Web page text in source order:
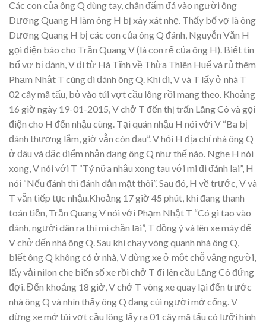
Các con của ông Q dùng tay, chân đấm đá vào người ông
Dương Quang H làm ông H bị xây xát nhẹ. Thấy bố vợ là ông
Dương Quang H bị các con của ông Q đánh, Nguyễn Văn H
gọi điện báo cho Trần Quang V (là con rể của ông H). Biết tin
bố vợ bị đánh, V đi từ Hà Tĩnh về Thừa Thiên Huế và rủ thêm
Phạm Nhật T cùng đi đánh ông Q. Khi đi, V và T lấy ở nhà T
02 cây mã tấu, bỏ vào túi vợt cầu lông rồi mang theo. Khoảng
16 giờ ngày 19-01-2015, V chở T đến thị trấn Lăng Cô và gọi
điện cho H đến nhậu cùng. Tại quán nhậu H nói với V “Ba bị
đánh thương lắm, giờ vẫn còn đau”. V hỏi H địa chỉ nhà ông Q
ở đâu và đặc điểm nhận dạng ông Q như thế nào. Nghe H nói
xong, V nói với T “Tý nữa nhậu xong tau với mi đi đánh lại”, H
nói “Nếu đánh thì đánh dằn mặt thôi”. Sau đó, H về trước, V và
T vẫn tiếp tục nhậu.Khoảng 17 giờ 45 phút, khi đang thanh
toán tiền, Trần Quang V nói với Phạm Nhật T “Có gì tao vào
đánh, người dân ra thì mi chặn lại”, T đồng ý và lên xe máy để
V chở đến nhà ông Q. Sau khi chạy vòng quanh nhà ông Q,
biết ông Q không có ở nhà, V dừng xe ở một chỗ vắng người,
lấy vải nilon che biển số xe rồi chở T đi lên cầu Lăng Cô đứng
đợi. Đến khoảng 18 giờ, V chở T vòng xe quay lại đến trước
nhà ông Q và nhìn thấy ông Q đang cúi người mở cổng. V
dừng xe mở túi vợt cầu lông lấy ra 01 cây mã tấu có lưỡi hình